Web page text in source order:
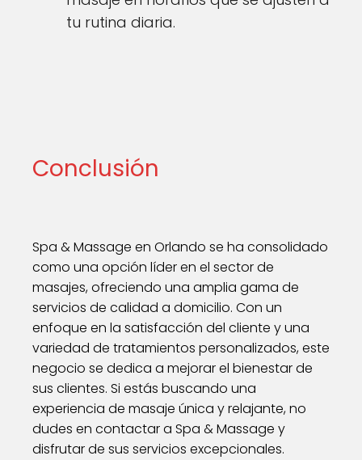
tu rutina diaria.
Conclusión
Spa & Massage en Orlando se ha consolidado
como una opción líder en el sector de
masajes, ofreciendo una amplia gama de
servicios de calidad a domicilio. Con un
enfoque en la satisfacción del cliente y una
variedad de tratamientos personalizados, este
negocio se dedica a mejorar el bienestar de
sus clientes. Si estás buscando una
experiencia de masaje única y relajante, no
dudes en contactar a Spa & Massage y
disfrutar de sus servicios excepcionales.